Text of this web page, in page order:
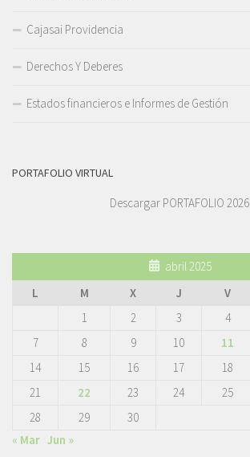
Cajasai Providencia
Derechos Y Deberes
Estados financieros e Informes de Gestión
PORTAFOLIO VIRTUAL
Descargar PORTAFOLIO 2026
abril 2025
L
M X J V
1
2 3 4
7
8 9 10 11
14
15 16 17 18
21
22 23 24 25
28
29
30
« Mar Jun »